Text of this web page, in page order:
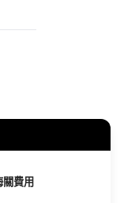
費用